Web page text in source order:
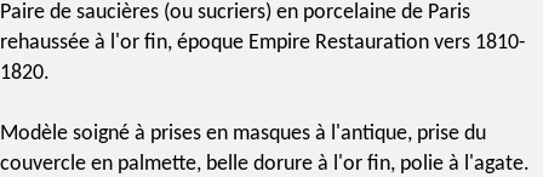
Paire de saucières (ou sucriers) en porcelaine de Paris
rehaussée à l'or fin, époque Empire Restauration vers 1810-
1820.
Modèle soigné à prises en masques à l'antique, prise du
couvercle en palmette, belle dorure à l'or fin, polie à l'agate.